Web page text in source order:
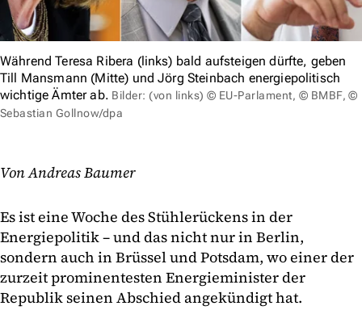
Während Teresa Ribera (links) bald aufsteigen dürfte, geben
Till Mansmann (Mitte) und Jörg Steinbach energiepolitisch
wichtige Ämter ab. Bilder: (von links) © EU-Parlament, © BMBF, ©
Sebastian Gollnow/dpa
Von Andreas Baumer
Es ist eine Woche des Stühlerückens in der
Energiepolitik – und das nicht nur in Berlin,
sondern auch in Brüssel und Potsdam, wo einer der
zurzeit prominentesten Energieminister der
Republik seinen Abschied angekündigt hat.